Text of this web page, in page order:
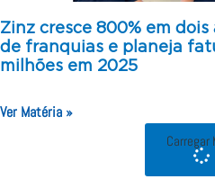
Zinz cresce 800% em
de franquias e planeja
milhões em 2025
Ver Matéria »
Carregar